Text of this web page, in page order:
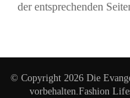
der entsprechenden
© Copyright 2026 Die
vorbehalten.Fashion